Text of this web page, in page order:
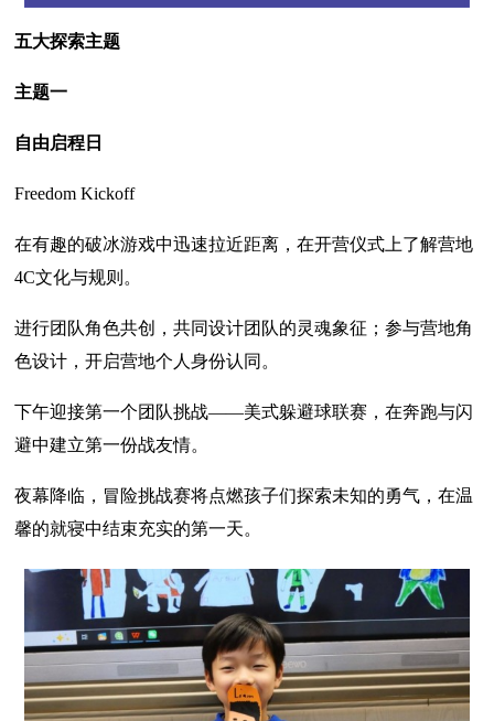
五大探索主题
主题一
自由启程日
Freedom Kickoff
在有趣的破冰游戏中迅速拉近距离，在开营仪式上了解营地
4C文化与规则。
进行团队角色共创，共同设计团队的灵魂象征；参与营地角
色设计，开启营地个人身份认同。
下午迎接第一个团队挑战——美式躲避球联赛，在奔跑与闪
避中建立第一份战友情。
夜幕降临，冒险挑战赛将点燃孩子们探索未知的勇气，在温
馨的就寝中结束充实的第一天。